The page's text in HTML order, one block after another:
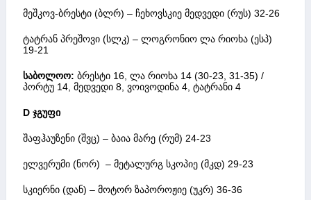
მეშკოვ-ბრესტი (ბლრ) – ჩეხოვსკიე მედვედი (რუს) 32-26
ტატრან პრეშოვი (სლკ) – ლოგრონიო ლა რიოხა (ესპ)
19-21
საბოლოო: ბრესტი 16, ლა რიოხა 14 (30-23, 31-35) /
პორტუ 14, მედვედი 8, ვოივოდინა 4, ტატრანი 4
D ჯგუფი
შაფჰაუზენი (შვც) – ბაია მარე (რუმ) 24-23
ელვერუმი (ნორ) – მეტალურგ სკოპიე (მკდ) 29-23
სკიერნი (დან) – მოტორ ზაპოროჟიე (უკრ) 36-36